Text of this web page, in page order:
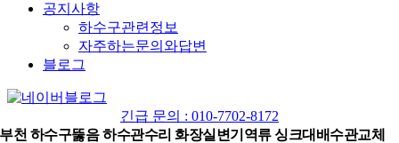
공지사항
하수구관련정보
자주하는문의와답변
블로그
네
버
긴급 문의 : 010-7702-8172
부천 하수구뚫음 하수관수리 화장실변기역류 싱크대배수관교체